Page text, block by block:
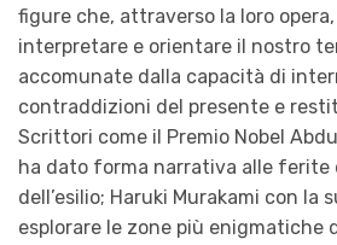
figure che, attraverso la loro
interpretare e orientare il nostro
accomunate dalla capacità di
contraddizioni del presente e
Scrittori come il Premio Nobel
ha dato forma narrativa alle ferite
dell’esilio; Haruki Murakami con la
esplorare le zone più enigmatiche